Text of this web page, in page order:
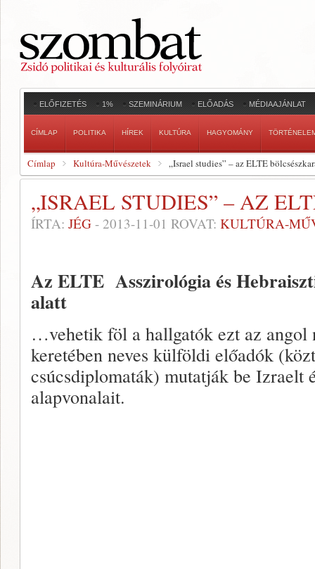
ELŐFIZETÉS 1% SZEMINÁRIUM ELŐADÁS MÉDIAAJÁNLAT
CÍMLAP POLITIKA HÍREK KULTÚRA HAGYOMÁNY
Címlap Kultúra-Művészetek „Israel studies” – az ELTE
„ISRAEL STUDIES” – AZ
ÍRTA: JÉG - 2013-11-01 ROVAT: KULTÚRA-
Az ELTE Asszirológia és
alatt
…vehetik föl a hallgatók ezt az angol
keretében neves külföldi előadók
csúcsdiplomaták) mutatják be Izraelt
alapvonalait.